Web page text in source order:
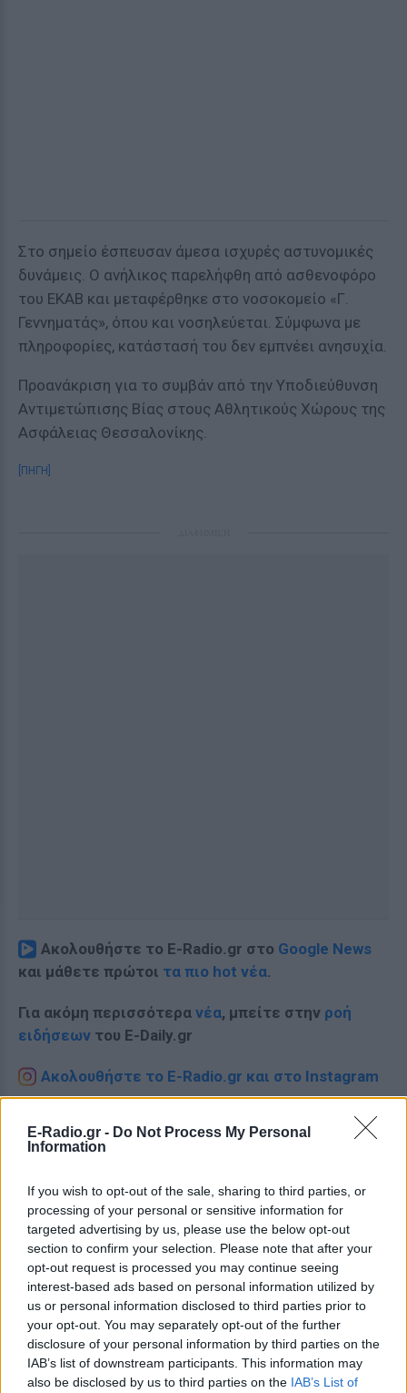
E-Radio.gr - Do Not Process My Personal
Information
If you wish to opt-out of the sale, sharing to third parties, or
processing of your personal or sensitive information for
targeted advertising by us, please use the below opt-out
section to confirm your selection. Please note that after your
opt-out request is processed you may continue seeing
interest-based ads based on personal information utilized by
us or personal information disclosed to third parties prior to
your opt-out. You may separately opt-out of the further
disclosure of your personal information by third parties on the
IAB’s list of downstream participants. This information may
also be disclosed by us to third parties on the IAB’s List of
Στο σημείο έσπευσαν άμεσα ισχυρές αστυνομικές
δυνάμεις. Ο ανήλικος παρελήφθη από ασθενοφόρο
του ΕΚΑΒ και μεταφέρθηκε στο νοσοκομείο «Γ.
Γεννηματάς», όπου και νοσηλεύεται. Σύμφωνα με
πληροφορίες, κατάστασή του δεν εμπνέει ανησυχία.
Προανάκριση για το συμβάν από την Υποδιεύθυνση
Αντιμετώπισης Βίας στους Αθλητικούς Χώρους της
Ασφάλειας Θεσσαλονίκης.
[ΠΗΓΗ]
Ακολουθήστε το E-Radio.gr στο Google News
και μάθετε πρώτοι τα πιο hot νέα.
Για ακόμη περισσότερα νέα, μπείτε στην ροή
ειδήσεων του E-Daily.gr
Ακολουθήστε το E-Radio.gr και στο Instagram